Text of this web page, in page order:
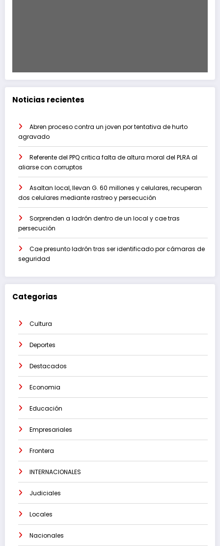
Noticias recientes
Abren proceso contra un joven por tentativa de hurto
agravado
Referente del PPQ critica falta de altura moral del PLRA al
aliarse con corruptos
Asaltan local, llevan G. 60 millones y celulares, recuperan
dos celulares mediante rastreo y persecución
Sorprenden a ladrón dentro de un local y cae tras
persecución
Cae presunto ladrón tras ser identificado por cámaras de
seguridad
Categorias
Cultura
Deportes
Destacados
Economia
Educación
Empresariales
Frontera
INTERNACIONALES
Judiciales
Locales
Nacionales